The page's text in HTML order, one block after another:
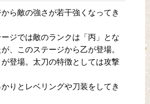
ら敵の強さが若干強くなってき
ジでは敵のランクは「丙」とな
、このステージから乙が登場。
が登場。太刀の特徴としては攻撃
りとレベリングや刀装をしてき